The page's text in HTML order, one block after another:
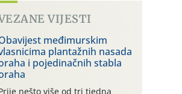
VIJESTI
međimurskim
plantažnih nasada
i pojedinačnih stabla
nešto više od tri tjedna